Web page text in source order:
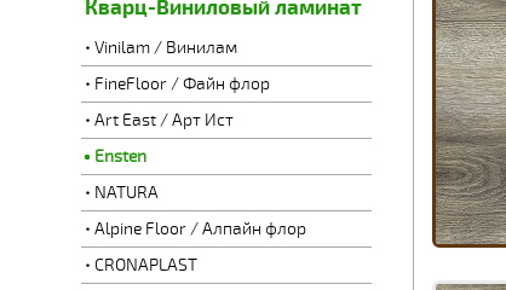
Кварц-Виниловый ламинат
Vinilam / Винилам
FineFloor / Файн флор
Art East / Арт Ист
Ensten
NATURA
Alpine Floor / Алпайн флор
CRONAPLAST